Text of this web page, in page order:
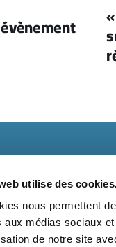
utilise des
nous permettent
aux médias sociaux
de notre site
Contact